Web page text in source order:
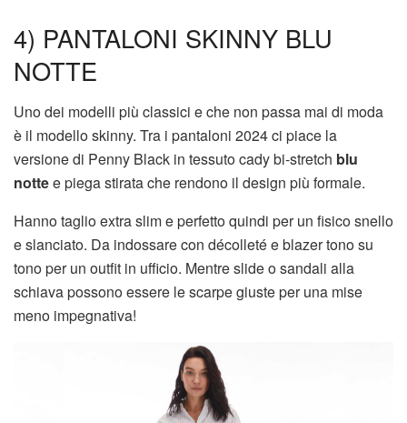
4) PANTALONI SKINNY BLU
NOTTE
Uno dei modelli più classici e che non passa mai di moda
è il modello skinny. Tra i pantaloni 2024 ci piace la
versione di Penny Black in tessuto cady bi-stretch blu
nottee piega stirata che rendono il design più formale.
Hanno taglio extra slim e perfetto quindi per un fisico snello
e slanciato. Da indossare con décolleté e blazer tono su
tono per un outfit in ufficio. Mentre slide o sandali alla
schiava possono essere le scarpe giuste per una mise
meno impegnativa!